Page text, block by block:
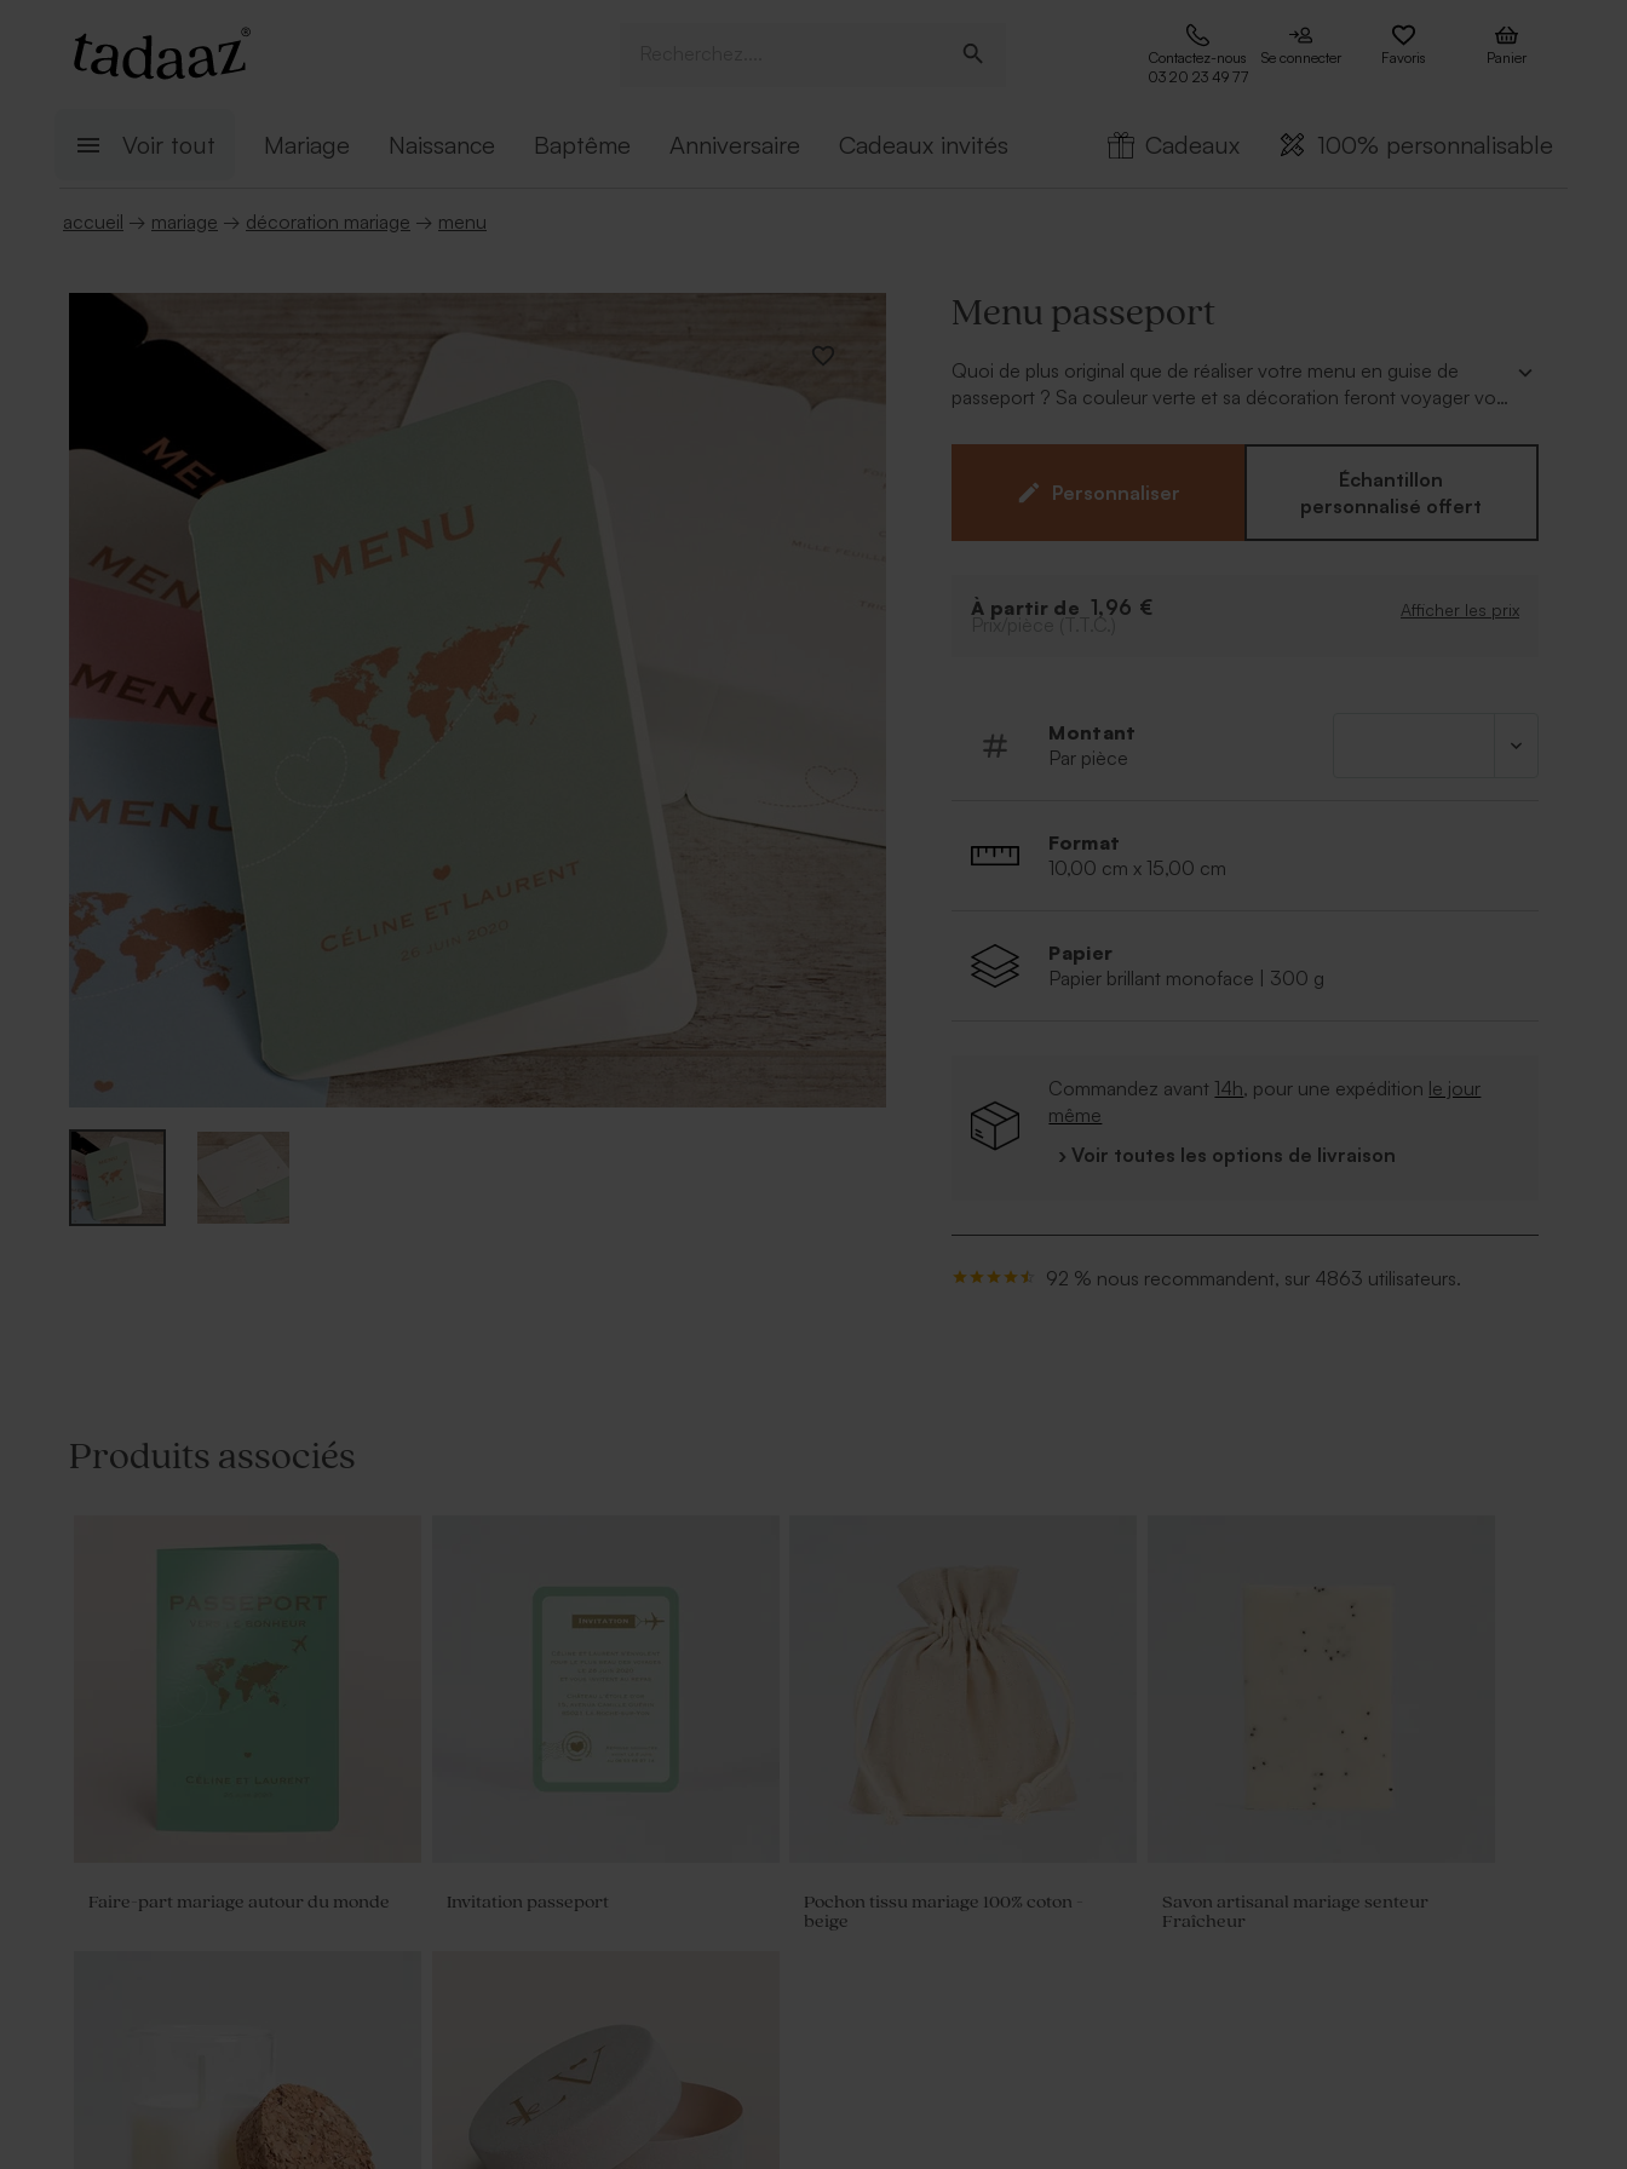
Contactez-nous
03 20 23 49 77
Se connecter Favoris Panier
Voir tout Mariage Naissance Baptême Anniversaire Cadeaux invités Cadeaux 100% personnalisable
accueil → mariage → décoration mariage → menu
Menu passeport
Quoi de plus original que de réaliser votre menu en guise de
passeport ? Sa couleur verte et sa décoration feront voyager vos
Personnaliser
Échantillon
personnalisé offert
À partir de 1,96 € Afficher les prix
Prix/pièce (T.T.C.)
Montant
Par pièce
Format
10,00 cm x 15,00 cm
Papier
Papier brillant monoface | 300 g
Commandez avant 14h, pour une expédition le jour
même
› Voir toutes les options de livraison
92 % nous recommandent, sur 4863 utilisateurs.
Produits associés
Faire-part mariage autour du monde Invitation passeport
Pochon tissu mariage 100% coton -
beige
Savon artisanal mariage senteur
Fraîcheur